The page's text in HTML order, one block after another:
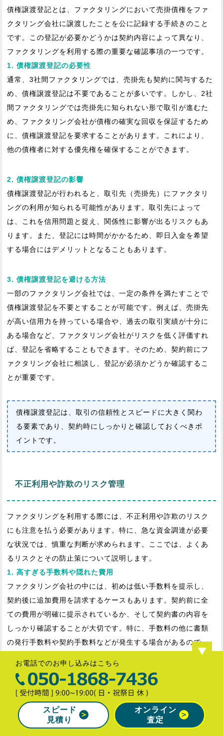
債権譲渡登記とは、ファクタリングにおいて売掛債権をファ
クタリング会社に譲渡したことを公に記録する手続きのこと
です。この登記が必要かどうかは契約内容によって異なり、
ファクタリングを利用する際の重要な確認事項の一つです。
1. 債権譲渡登記の必要性
通常、3社間ファクタリングでは、売掛先も契約に関与するた
め、債権譲渡登記は不要であることが多いです。しかし、2社
間ファクタリングでは売掛先に知られない形で取引が進むた
め、ファクタリング会社が債権の確実な回収を保証するため
に、債権譲渡登記を要求することがあります。これにより、
他の債権者に対する優先権を確保することができます。
2. 債権譲渡登記の影響
債権譲渡登記が行われると、取引先（売掛先）にファクタリ
ングの利用が知られる可能性があります。取引先によって
は、これを信用問題と捉え、関係性に影響が出るリスクもあ
ります。また、登記には時間がかかるため、即日入金を希望
する場合にはデメリットとなることもあります。
3. 債権譲渡登記を避ける方法
一部のファクタリング会社では、一定の条件を満たすことで
債権譲渡登記を不要とすることが可能です。例えば、売掛先
が高い信用力を持っている場合や、過去の取引実績が十分に
ある場合など、ファクタリング会社がリスクを低く評価すれ
ば、登記を省略することもできます。そのため、契約前にフ
ァクタリング会社に相談し、登記が必須かどうか確認するこ
とが重要です。
債権譲渡登記は、取引の信頼性とスピードに大きく関わ
る要素であり、契約時にしっかりと確認しておくべきポ
イントです。
不正利用や詐欺のリスク管理
ファクタリングを利用する際には、不正利用や詐欺のリスク
にも注意を払う必要があります。特に、急な資金調達が必要
な状況では、慎重な判断が求められます。ここでは、よくあ
るリスクとその防止策について説明します。
1. 高すぎる手数料や隠れた費用
ファクタリング会社の中には、初めは低い手数料を提示し、
契約後に追加費用を請求するケースもあります。契約前に全
ての費用が明確に提示されているか、そして契約書の内容を
しっかり確認することが大切です。特に、手数料の他に書類
の発行手数料や契約手数料などが発生する場合があるので、
2. 信頼性の低いファクタリング会社
ファクタリング業界には、多くの事業者が存在しますが、中
には信頼性の低い会社もあります。審査の過程が不透明だっ
たり、過度に高い手数料を課す業者には注意が必要です。契
お電話でのお申し込みはこちら
スピード
見積り
オンライン
査定